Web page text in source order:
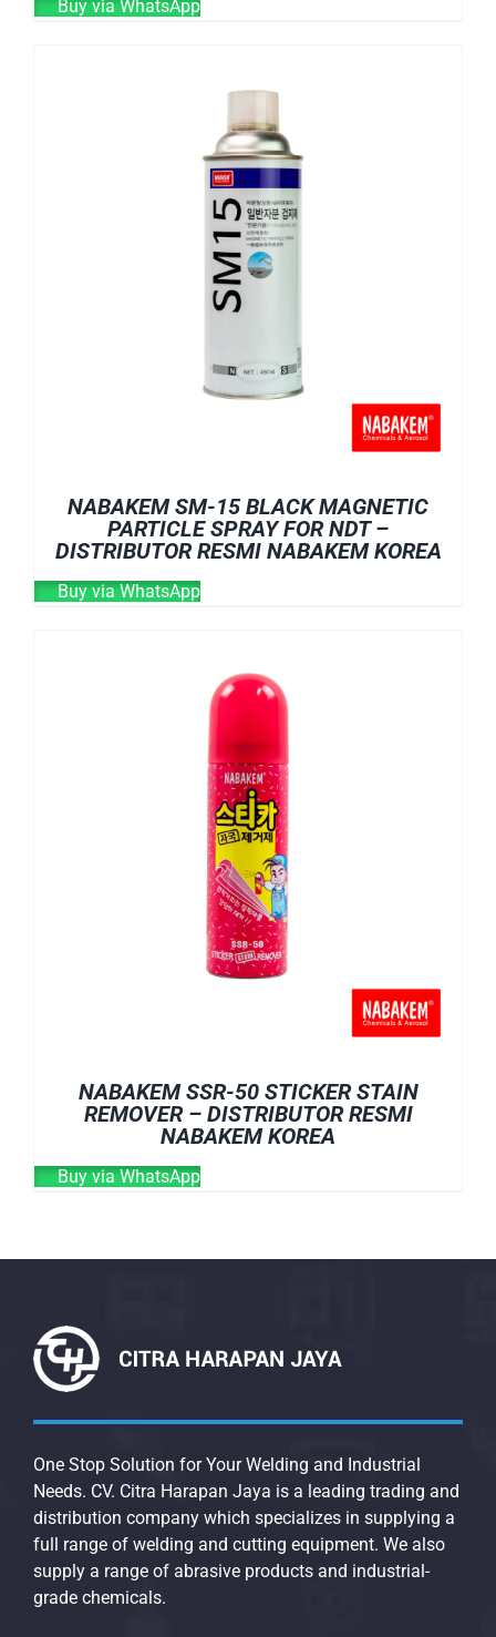
Buy via WhatsApp
NABAKEM SM-15 BLACK MAGNETIC
PARTICLE SPRAY FOR NDT –
DISTRIBUTOR RESMI NABAKEM KOREA
Buy via WhatsApp
NABAKEM SSR-50 STICKER STAIN
REMOVER – DISTRIBUTOR RESMI
NABAKEM KOREA
Buy via WhatsApp
One Stop Solution for Your Welding and Industrial
Needs. CV. Citra Harapan Jaya is a leading trading and
distribution company which specializes in supplying a
full range of welding and cutting equipment. We also
supply a range of abrasive products and industrial-
grade chemicals.